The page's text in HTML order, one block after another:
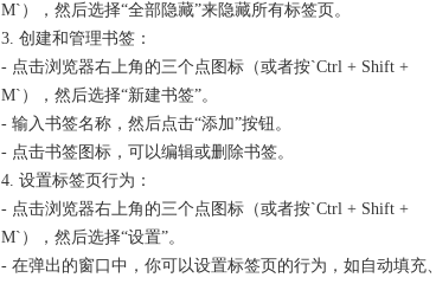
M`），然后选择“全部隐藏”来隐藏所有标签页。
3. 创建和管理书签：
- 点击浏览器右上角的三个点图标（或者按`Ctrl + Shift +
M`），然后选择“新建书签”。
- 输入书签名称，然后点击“添加”按钮。
- 点击书签图标，可以编辑或删除书签。
4. 设置标签页行为：
- 点击浏览器右上角的三个点图标（或者按`Ctrl + Shift +
M`），然后选择“设置”。
- 在弹出的窗口中，你可以设置标签页的行为，如自动填充、